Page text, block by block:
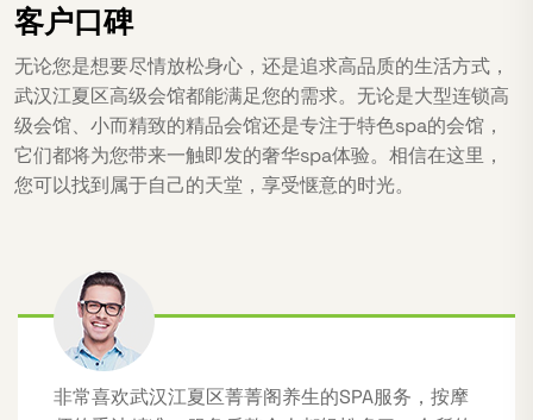
客户口碑
无论您是想要尽情放松身心，还是追求高品质的生活方式，
武汉江夏区高级会馆都能满足您的需求。无论是大型连锁高
级会馆、小而精致的精品会馆还是专注于特色spa的会馆，
它们都将为您带来一触即发的奢华spa体验。相信在这里，
您可以找到属于自己的天堂，享受惬意的时光。
非常喜欢武汉江夏区菁菁阁养生的SPA服务，按摩